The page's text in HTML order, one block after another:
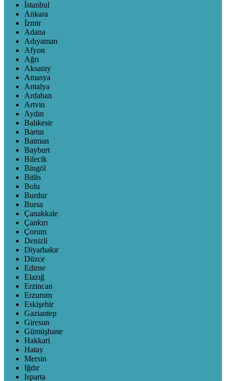
İstanbul
Ankara
İzmir
Adana
Adıyaman
Afyon
Ağrı
Aksaray
Amasya
Antalya
Ardahan
Artvin
Aydın
Balıkesir
Bartın
Batman
Bayburt
Bilecik
Bingöl
Bitlis
Bolu
Burdur
Bursa
Çanakkale
Çankırı
Çorum
Denizli
Diyarbakır
Düzce
Edirne
Elazığ
Erzincan
Erzurum
Eskişehir
Gaziantep
Giresun
Gümüşhane
Hakkari
Hatay
Mersin
Iğdır
Isparta